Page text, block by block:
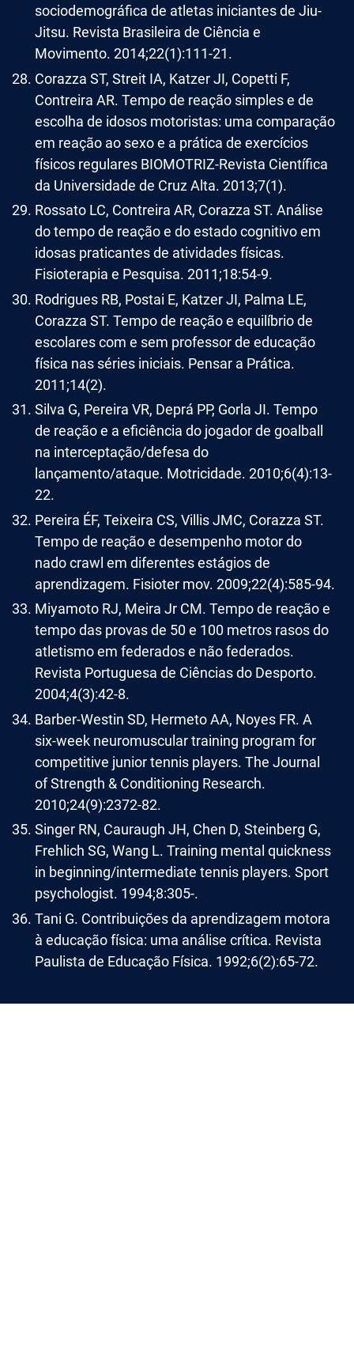
sociodemográfica de atletas iniciantes de Jiu-
Jitsu. Revista Brasileira de Ciência e
Movimento. 2014;22(1):111-21.
Corazza ST, Streit IA, Katzer JI, Copetti F,
Contreira AR. Tempo de reação simples e de
escolha de idosos motoristas: uma comparação
em reação ao sexo e a prática de exercícios
físicos regulares BIOMOTRIZ-Revista Científica
da Universidade de Cruz Alta. 2013;7(1).
Rossato LC, Contreira AR, Corazza ST. Análise
do tempo de reação e do estado cognitivo em
idosas praticantes de atividades físicas.
Fisioterapia e Pesquisa. 2011;18:54-9.
Rodrigues RB, Postai E, Katzer JI, Palma LE,
Corazza ST. Tempo de reação e equilíbrio de
escolares com e sem professor de educação
física nas séries iniciais. Pensar a Prática.
2011;14(2).
Silva G, Pereira VR, Deprá PP, Gorla JI. Tempo
de reação e a eficiência do jogador de goalball
na interceptação/defesa do
lançamento/ataque. Motricidade. 2010;6(4):13-
22.
Pereira ÉF, Teixeira CS, Villis JMC, Corazza ST.
Tempo de reação e desempenho motor do
nado crawl em diferentes estágios de
aprendizagem. Fisioter mov. 2009;22(4):585-94.
Miyamoto RJ, Meira Jr CM. Tempo de reação e
tempo das provas de 50 e 100 metros rasos do
atletismo em federados e não federados.
Revista Portuguesa de Ciências do Desporto.
2004;4(3):42-8.
Barber-Westin SD, Hermeto AA, Noyes FR. A
six-week neuromuscular training program for
competitive junior tennis players. The Journal
of Strength & Conditioning Research.
2010;24(9):2372-82.
Singer RN, Cauraugh JH, Chen D, Steinberg G,
Frehlich SG, Wang L. Training mental quickness
in beginning/intermediate tennis players. Sport
psychologist. 1994;8:305-.
Tani G. Contribuições da aprendizagem motora
à educação física: uma análise crítica. Revista
Paulista de Educação Física. 1992;6(2):65-72.